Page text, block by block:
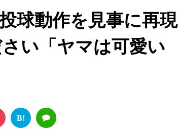
e
球動作を見事に再現
い「ヤマは可愛い
B!